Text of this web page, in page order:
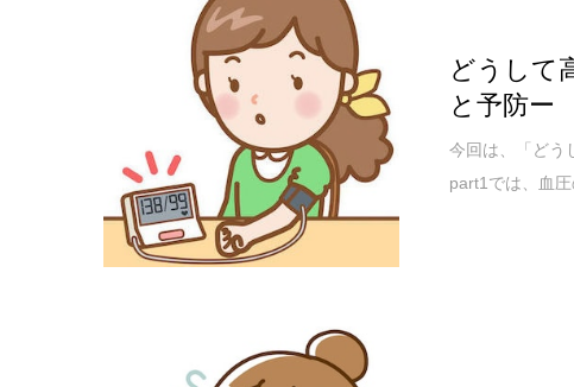
どうして
と予防ー
今回は、「どう
part1では、血